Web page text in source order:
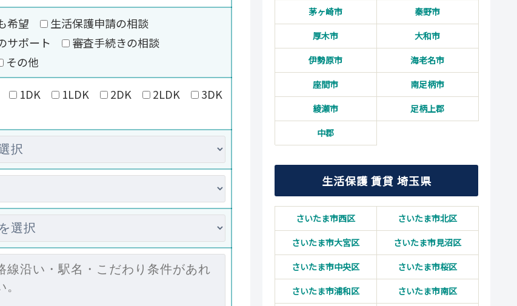
希望
生活保護申請の相談
サポート
審査手続きの相談
その他
1DK 1LDK 2DK 2LDK
3DK
茅ヶ崎市
秦野市
厚木市
大和市
伊勢原市
海老名市
座間市
南足柄市
綾瀬市
足柄上郡
中郡
生活保護 賃貸 埼玉県
さいたま市西区
さいたま市北区
さいたま市大宮区
さいたま市見沼区
さいたま市中央区
さいたま市桜区
さいたま市浦和区
さいたま市南区